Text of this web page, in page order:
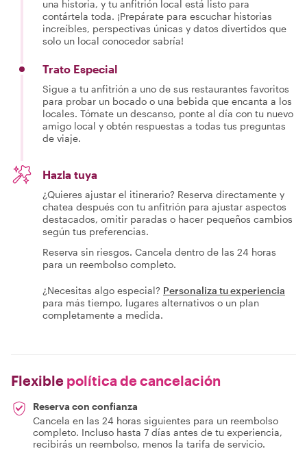
una historia, y tu anfitrión local está listo para
contártela toda. ¡Prepárate para escuchar historias
increíbles, perspectivas únicas y datos divertidos que
solo un local conocedor sabría!
Trato Especial
Sigue a tu anfitrión a uno de sus restaurantes favoritos
para probar un bocado o una bebida que encanta a los
locales. Tómate un descanso, ponte al día con tu nuevo
amigo local y obtén respuestas a todas tus preguntas
de viaje.
Hazla tuya
¿Quieres ajustar el itinerario? Reserva directamente y
chatea después con tu anfitrión para ajustar aspectos
destacados, omitir paradas o hacer pequeños cambios
según tus preferencias.
Reserva sin riesgos. Cancela dentro de las 24 horas
para un reembolso completo.
¿Necesitas algo especial? Personaliza tu experiencia
para más tiempo, lugares alternativos o un plan
completamente a medida.
Flexible política de cancelación
Reserva con confianza
Cancela en las 24 horas siguientes para un reembolso
completo. Incluso hasta 7 días antes de tu experiencia,
recibirás un reembolso, menos la tarifa de servicio.